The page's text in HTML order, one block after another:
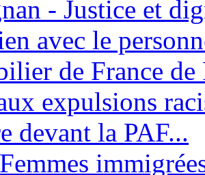
- Justice et
avec le
de France de
expulsions
devant la PAF...